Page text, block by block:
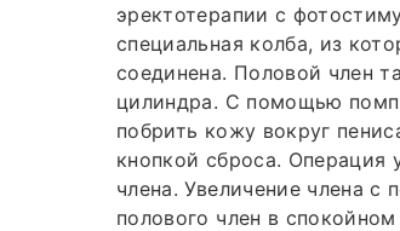
эректотерапии с
специальная колба, из
соединена. Половой член
цилиндра. С помощью
побрить кожу вокруг
кнопкой сброса. Операция
члена. Увеличение члена
полового член в